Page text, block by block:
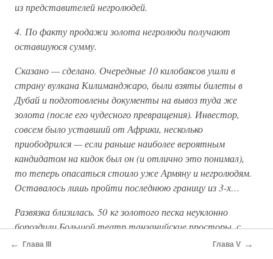
из представителей негролюдей.
4. По факту продажи золота негролюди получают
оставшуюся сумму.
Сказано — сделано. Очередные 10 килобаксов ушли в
страну вулкана Килиманджаро, были взяты билеты в
Дубай и подготовлены документы на вывоз туда же
золота (после его чудесного превращения). Инвестор,
совсем было уставший от Африки, несколько
приободрился — если раньше наиболее вероятным
кандидатом на кидок был он (и отлично это понимал),
то теперь опасаться стоило уже Армяну и негролюдям.
Оставалось лишь пройти последнюю границу из 3-х…
Развязка близилась. 50 кг золотого песка неуклонно
бороздили Большой театр танзанийские просторы, с
каждым днём приближаясь к заветной границе с
← Глава III Глава V →